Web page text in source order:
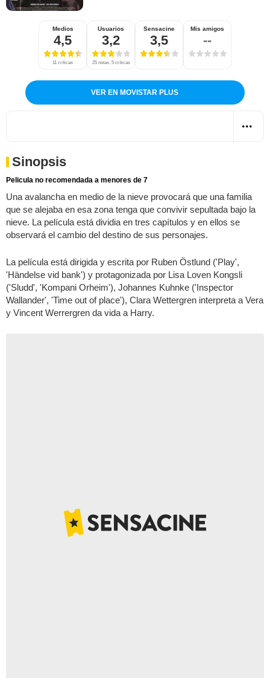
Medios
4,5
11 críticas
Usuarios
3,2
25 notas, 5 críticas
Sensacine
3,5
Mis amigos
--
VER EN MOVISTAR PLUS
Sinopsis
Pelicula no recomendada a menores de 7
Una avalancha en medio de la nieve provocará que una familia
que se alejaba en esa zona tenga que convivir sepultada bajo la
nieve. La película está dividia en tres capítulos y en ellos se
observará el cambio del destino de sus personajes.
La película está dirigida y escrita por Ruben Östlund ('Play',
'Händelse vid bank') y protagonizada por Lisa Loven Kongsli
('Sludd', 'Kompani Orheim'), Johannes Kuhnke ('Inspector
Wallander', 'Time out of place'), Clara Wettergren interpreta a Vera
y Vincent Werrergren da vida a Harry.